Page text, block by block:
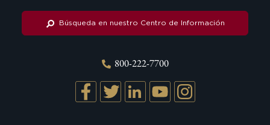
Búsqueda en nuestro Centro de Información
800-222-7700